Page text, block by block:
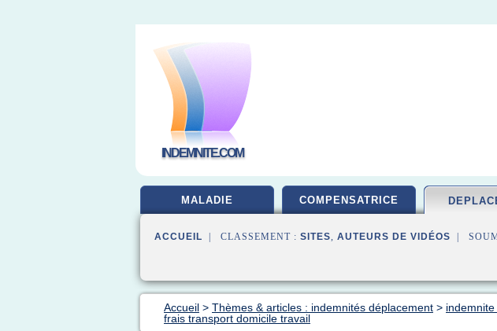
INDEMNITE.COM
MALADIE COMPENSATRICE
ACCUEIL | CLASSEMENT : SITES, AUTEURS DE VIDÉOS |
Accueil > Thèmes & articles : indemnités déplacement >
frais transport domicile travail